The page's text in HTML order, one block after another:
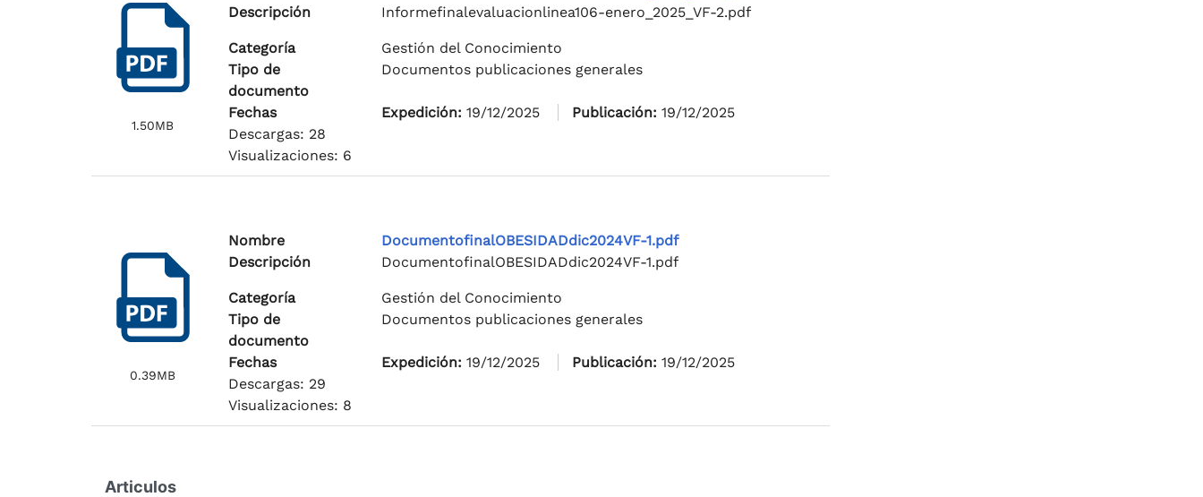
1.50MB
Descripción
Informefinalevaluacionlinea106-enero_2025_VF-2.pdf
Categoría
Gestión del Conocimiento
Tipo de
documento
Documentos publicaciones generales
Fechas Expedición:19/12/2025 Publicación:19/12/2025
Descargas: 28
Visualizaciones: 6
0.39MB
Nombre
DocumentofinalOBESIDADdic2024VF-1.pdf
Descripción
DocumentofinalOBESIDADdic2024VF-1.pdf
Categoría
Gestión del Conocimiento
Tipo de
documento
Documentos publicaciones generales
Fechas Expedición:19/12/2025 Publicación:19/12/2025
Descargas: 29
Visualizaciones: 8
Articulos